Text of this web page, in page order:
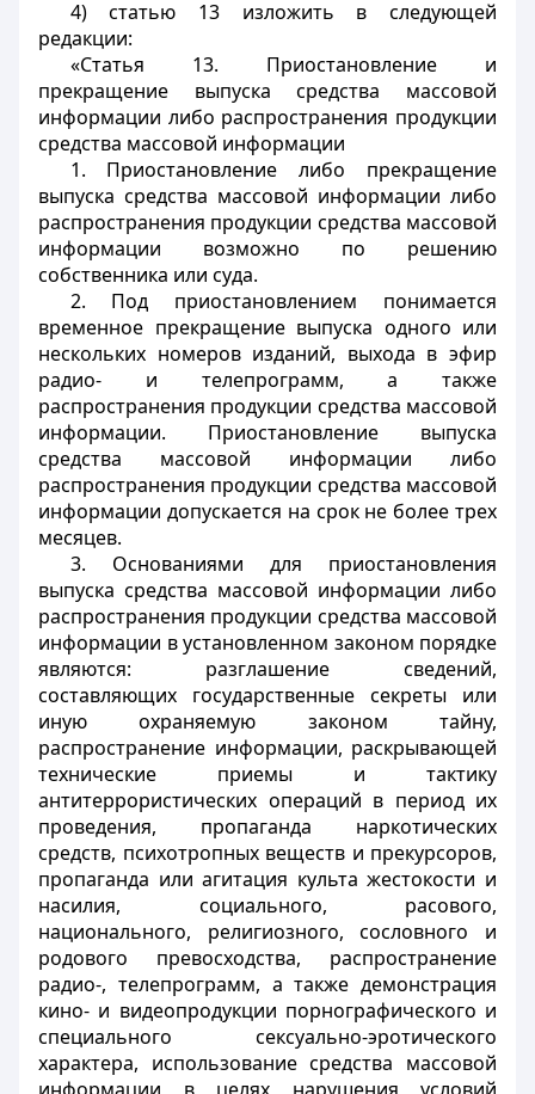
4) статью 13 изложить в следующей
редакции:
«Статья 13. Приостановление и
прекращение выпуска средства массовой
информации либо распространения продукции
средства массовой информации
1. Приостановление либо прекращение
выпуска средства массовой информации либо
распространения продукции средства массовой
информации возможно по решению
собственника или суда.
2. Под приостановлением понимается
временное прекращение выпуска одного или
нескольких номеров изданий, выхода в эфир
радио- и телепрограмм, а также
распространения продукции средства массовой
информации. Приостановление выпуска
средства массовой информации либо
распространения продукции средства массовой
информации допускается на срок не более трех
месяцев.
3. Основаниями для приостановления
выпуска средства массовой информации либо
распространения продукции средства массовой
информации в установленном законом порядке
являются: разглашение сведений,
составляющих государственные секреты или
иную охраняемую законом тайну,
распространение информации, раскрывающей
технические приемы и тактику
антитеррористических операций в период их
проведения, пропаганда наркотических
средств, психотропных веществ и прекурсоров,
пропаганда или агитация культа жестокости и
насилия, социального, расового,
национального, религиозного, сословного и
родового превосходства, распространение
радио-, телепрограмм, а также демонстрация
кино- и видеопродукции порнографического и
специального сексуально-эротического
характера, использование средства массовой